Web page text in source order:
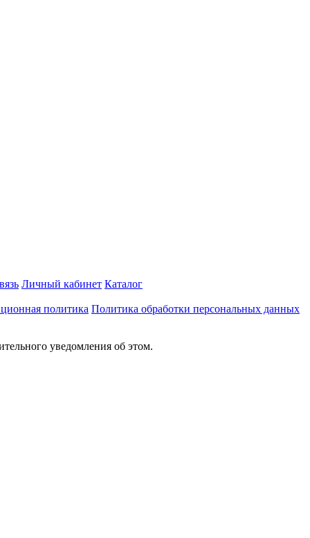
Личный кабинет Каталог
политика Политика обработки персональных данных
уведомления об этом.